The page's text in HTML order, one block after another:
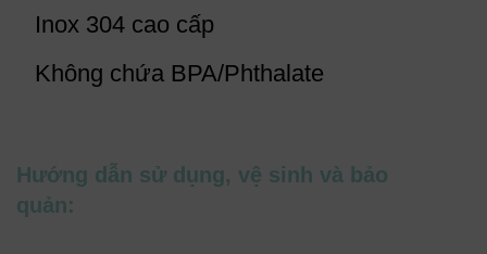
Inox 304 cao cấp
Không chứa BPA/Phthalate
Hướng dẫn sử dụng, vệ sinh và bảo
quản: